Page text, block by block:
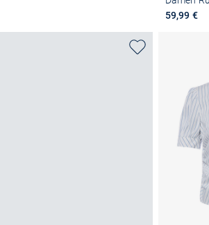
59,99 €